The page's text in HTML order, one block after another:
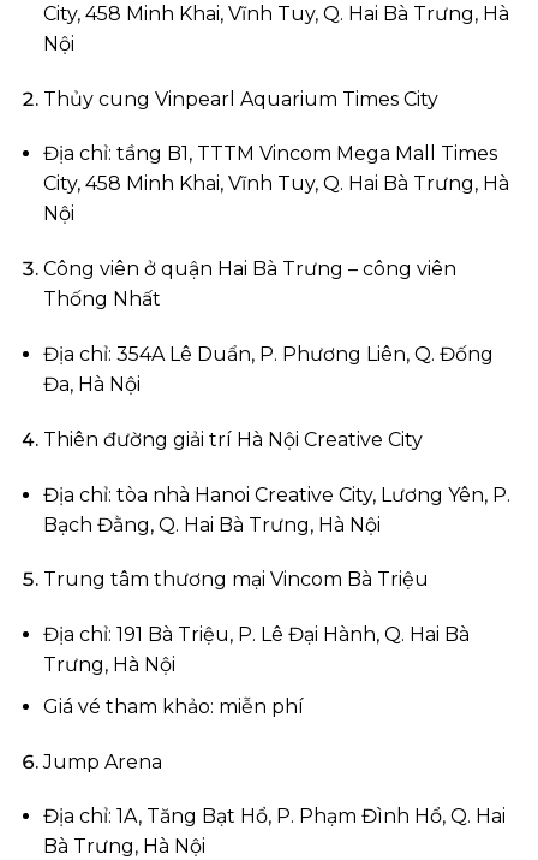
City, 458 Minh Khai, Vĩnh Tuy, Q. Hai Bà Trưng, Hà
Nội
Thủy cung Vinpearl Aquarium Times City
Địa chỉ: tầng B1, TTTM Vincom Mega Mall Times
City, 458 Minh Khai, Vĩnh Tuy, Q. Hai Bà Trưng, Hà
Nội
Công viên ở quận Hai Bà Trưng – công viên
Thống Nhất
Địa chỉ: 354A Lê Duẩn, P. Phương Liên, Q. Đống
Đa, Hà Nội
Thiên đường giải trí Hà Nội Creative City
Địa chỉ: tòa nhà Hanoi Creative City, Lương Yên, P.
Bạch Đằng, Q. Hai Bà Trưng, Hà Nội
Trung tâm thương mại Vincom Bà Triệu
Địa chỉ: 191 Bà Triệu, P. Lê Đại Hành, Q. Hai Bà
Trưng, Hà Nội
Giá vé tham khảo: miễn phí
Jump Arena
Địa chỉ: 1A, Tăng Bạt Hổ, P. Phạm Đình Hổ, Q. Hai
Bà Trưng, Hà Nội